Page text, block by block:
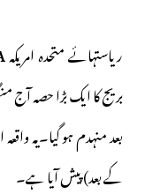
ریاستہائے متحدہ امریکہ
بریج کا ایک بڑا حصہ
بعد منہدم ہو گیا۔یہ
کے بعد) پیش آیا ہے۔